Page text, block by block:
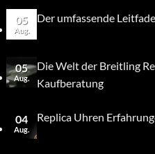
05
Aug.
Der umfassende
05
Aug.
Die Welt der Breitling
Kaufberatung
04
Aug.
Replica Uhren